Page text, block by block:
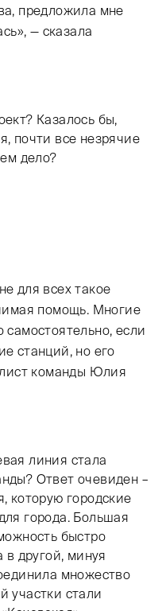
предложила мне
— сказала
Казалось бы,
почти все незрячие
дело?
для всех такое
помощь. Многие
если
станций, но его
команды Юлия
линия стала
Ответ очевиден –
которую городские
города. Большая
быстро
в другой, минуя
множество
участки стали